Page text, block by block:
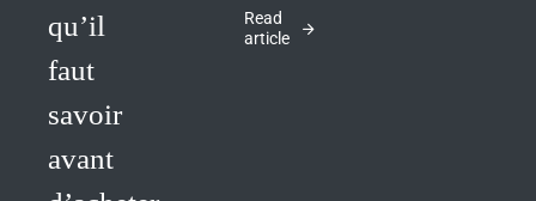
qu’il
faut
savoir
avant
Read
article